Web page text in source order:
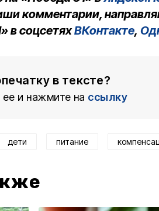
комментарии,
в соцсетяхВКонтакте,
в тексте?
и нажмите на ссылку
дети питание